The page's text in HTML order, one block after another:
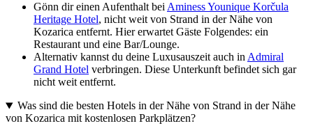
Gönn dir einen Aufenthalt bei Aminess Younique Korčula
Heritage Hotel, nicht weit von Strand in der Nähe von
Kozarica entfernt. Hier erwartet Gäste Folgendes: ein
Restaurant und eine Bar/Lounge.
Alternativ kannst du deine Luxusauszeit auch in Admiral
Grand Hotel verbringen. Diese Unterkunft befindet sich gar
nicht weit entfernt.
Was sind die besten Hotels in der Nähe von Strand in der Nähe
von Kozarica mit kostenlosen Parkplätzen?